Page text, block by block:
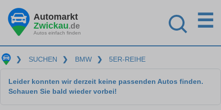
Automarkt
Zwickau.de
Autos einfach finden
☰
❯ SUCHEN ❯ BMW ❯ 5ER-REIHE
Leider konnten wir derzeit keine passenden Autos finden.
Schauen Sie bald wieder vorbei!